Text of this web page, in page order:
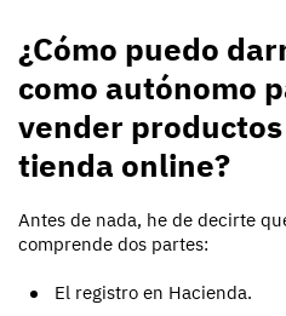
¿Cómo puedo
como autónomo
vender
tienda online?
Antes de nada, he de decirte
comprende dos partes:
El registro en Hacienda.